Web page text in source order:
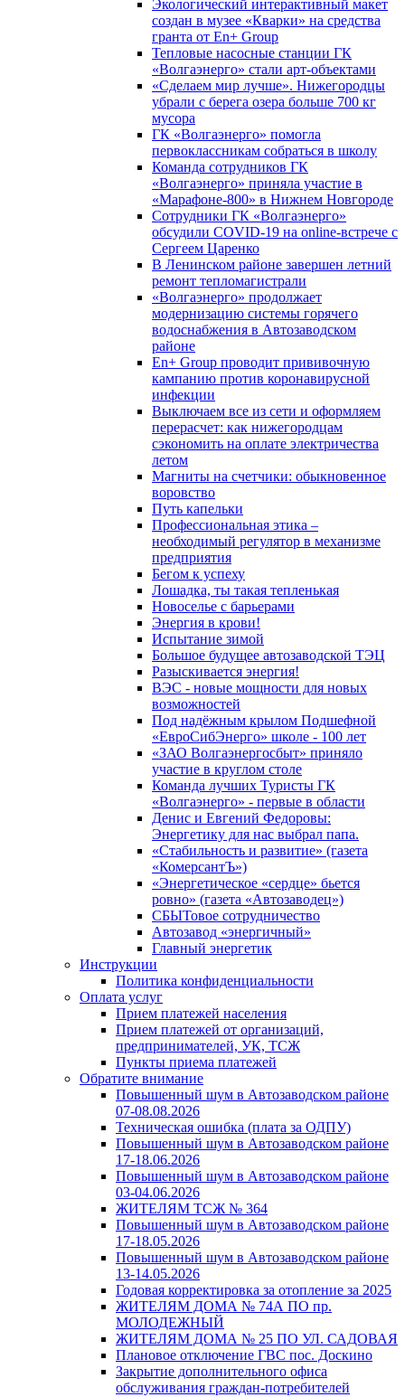
Экологический интерактивный макет
создан в музее «Кварки» на средства
гранта от En+ Group
Тепловые насосные станции ГК
«Волгаэнерго» стали арт-объектами
«Сделаем мир лучше». Нижегородцы
убрали с берега озера больше 700 кг
мусора
ГК «Волгаэнерго» помогла
первоклассникам собраться в школу
Команда сотрудников ГК
«Волгаэнерго» приняла участие в
«Марафоне-800» в Нижнем Новгороде
Сотрудники ГК «Волгаэнерго»
обсудили COVID-19 на online-встрече с
Сергеем Царенко
В Ленинском районе завершен летний
ремонт тепломагистрали
«Волгаэнерго» продолжает
модернизацию системы горячего
водоснабжения в Автозаводском
районе
En+ Group проводит прививочную
кампанию против коронавирусной
инфекции
Выключаем все из сети и оформляем
перерасчет: как нижегородцам
сэкономить на оплате электричества
летом
Магниты на счетчики: обыкновенное
воровство
Путь капельки
Профессиональная этика –
необходимый регулятор в механизме
предприятия
Бегом к успеху
Лошадка, ты такая тепленькая
Новоселье с барьерами
Энергия в крови!
Испытание зимой
Большое будущее автозаводской ТЭЦ
Разыскивается энергия!
ВЭС - новые мощности для новых
возможностей
Под надёжным крылом Подшефной
«ЕвроСибЭнерго» школе - 100 лет
«ЗАО Волгаэнергосбыт» приняло
участие в круглом столе
Команда лучших Туристы ГК
«Волгаэнерго» - первые в области
Денис и Евгений Федоровы:
Энергетику для нас выбрал папа.
«Стабильность и развитие» (газета
«КомерсантЪ»)
«Энергетическое «сердце» бьется
ровно» (газета «Автозаводец»)
СБЫТовое сотрудничество
Автозавод «энергичный»
Главный энергетик
Инструкции
Политика конфиденциальности
Оплата услуг
Прием платежей населения
Прием платежей от организаций,
предпринимателей, УК, ТСЖ
Пункты приема платежей
Обратите внимание
Повышенный шум в Автозаводском районе
07-08.08.2026
Техническая ошибка (плата за ОДПУ)
Повышенный шум в Автозаводском районе
17-18.06.2026
Повышенный шум в Автозаводском районе
03-04.06.2026
ЖИТЕЛЯМ ТСЖ № 364
Повышенный шум в Автозаводском районе
17-18.05.2026
Повышенный шум в Автозаводском районе
13-14.05.2026
Годовая корректировка за отопление за 2025
ЖИТЕЛЯМ ДОМА № 74А ПО пр.
МОЛОДЕЖНЫЙ
ЖИТЕЛЯМ ДОМА № 25 ПО УЛ. САДОВАЯ
Плановое отключение ГВС пос. Доскино
Закрытие дополнительного офиса
обслуживания граждан-потребителей